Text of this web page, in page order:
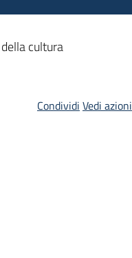
cultura
Condividi Vedi azioni